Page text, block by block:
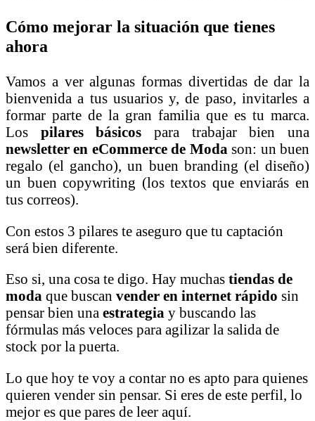
Cómo mejorar la situación que tienes
ahora
Vamos a ver algunas formas divertidas de dar la
bienvenida a tus usuarios y, de paso, invitarles a
formar parte de la gran familia que es tu marca.
Los pilares básicos para trabajar bien una
newsletter en eCommerce de Moda son: un buen
regalo (el gancho), un buen branding (el diseño)
un buen copywriting (los textos que enviarás en
tus correos).
Con estos 3 pilares te aseguro que tu captación
será bien diferente.
Eso si, una cosa te digo. Hay muchas tiendas de
moda que buscan vender en internet rápido sin
pensar bien una estrategia y buscando las
fórmulas más veloces para agilizar la salida de
stock por la puerta.
Lo que hoy te voy a contar no es apto para quienes
quieren vender sin pensar. Si eres de este perfil, lo
mejor es que pares de leer aquí.